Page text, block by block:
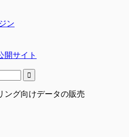
ン
開サイト
ング向けデータの販売